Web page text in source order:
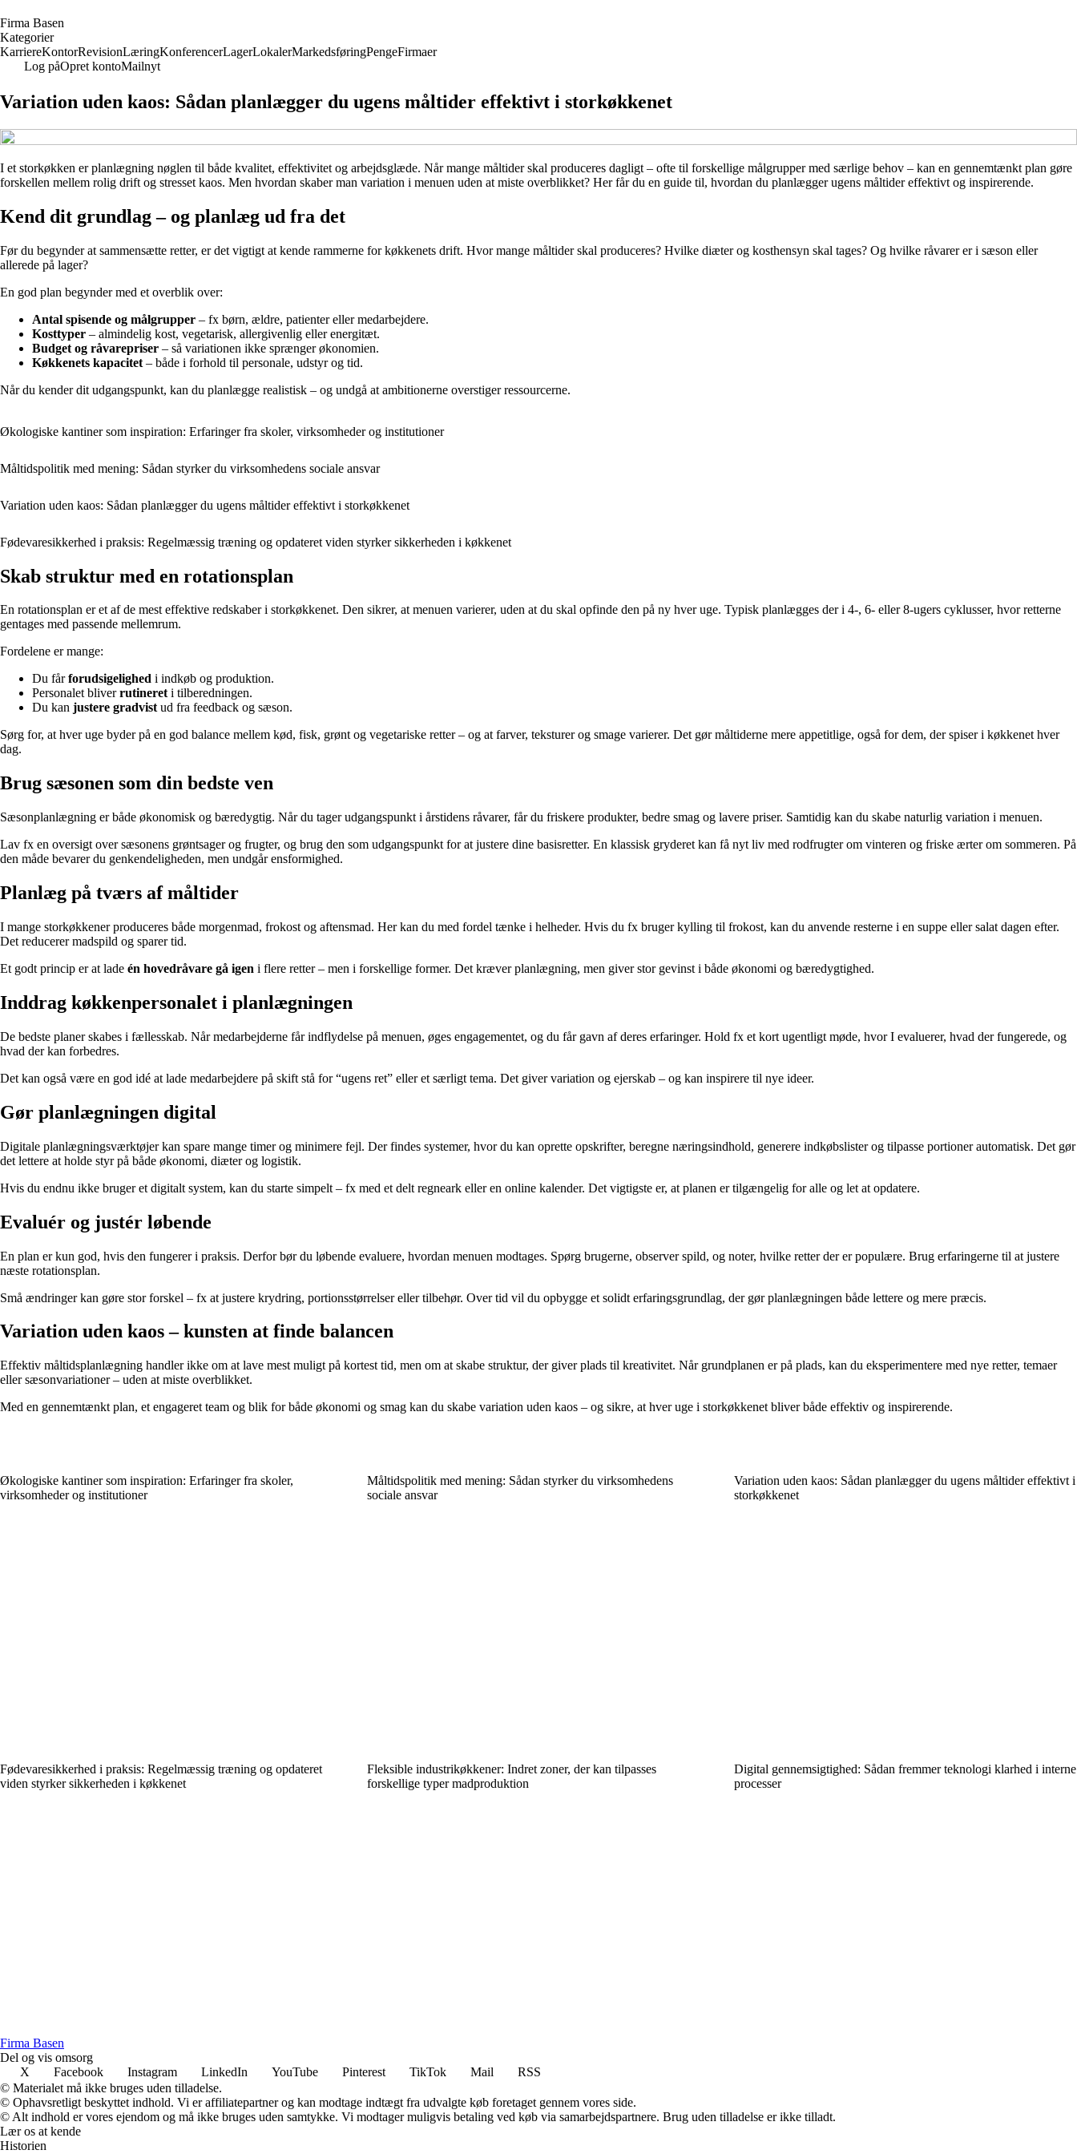
Firma Basen
Kategorier
KarriereKontorRevisionLæringKonferencerLagerLokalerMarkedsføringPengeFirmaer
Log påOpret kontoMailnyt
Variation uden kaos: Sådan planlægger du ugens måltider effektivt i storkøkkenet
I et storkøkken er planlægning nøglen til både kvalitet, effektivitet og arbejdsglæde. Når mange måltider skal produceres dagligt – ofte til forskellige målgrupper med særlige behov – kan en gennemtænkt plan gøre
forskellen mellem rolig drift og stresset kaos. Men hvordan skaber man variation i menuen uden at miste overblikket? Her får du en guide til, hvordan du planlægger ugens måltider effektivt og inspirerende.
Kend dit grundlag – og planlæg ud fra det
Før du begynder at sammensætte retter, er det vigtigt at kende rammerne for køkkenets drift. Hvor mange måltider skal produceres? Hvilke diæter og kosthensyn skal tages? Og hvilke råvarer er i sæson eller
allerede på lager?
En god plan begynder med et overblik over:
Antal spisende og målgrupper – fx børn, ældre, patienter eller medarbejdere.
Kosttyper – almindelig kost, vegetarisk, allergivenlig eller energitæt.
Budget og råvarepriser – så variationen ikke sprænger økonomien.
Køkkenets kapacitet – både i forhold til personale, udstyr og tid.
Når du kender dit udgangspunkt, kan du planlægge realistisk – og undgå at ambitionerne overstiger ressourcerne.
Økologiske kantiner som inspiration: Erfaringer fra skoler, virksomheder og institutioner
Måltidspolitik med mening: Sådan styrker du virksomhedens sociale ansvar
Variation uden kaos: Sådan planlægger du ugens måltider effektivt i storkøkkenet
Fødevaresikkerhed i praksis: Regelmæssig træning og opdateret viden styrker sikkerheden i køkkenet
Skab struktur med en rotationsplan
En rotationsplan er et af de mest effektive redskaber i storkøkkenet. Den sikrer, at menuen varierer, uden at du skal opfinde den på ny hver uge. Typisk planlægges der i 4-, 6- eller 8-ugers cyklusser, hvor retterne
gentages med passende mellemrum.
Fordelene er mange:
Du fårforudsigelighed i indkøb og produktion.
Personalet bliverrutinereti tilberedningen.
Du kan justere gradvistud fra feedback og sæson.
Sørg for, at hver uge byder på en god balance mellem kød, fisk, grønt og vegetariske retter – og at farver, teksturer og smage varierer. Det gør måltiderne mere appetitlige, også for dem, der spiser i køkkenet hver
dag.
Brug sæsonen som din bedste ven
Sæsonplanlægning er både økonomisk og bæredygtig. Når du tager udgangspunkt i årstidens råvarer, får du friskere produkter, bedre smag og lavere priser. Samtidig kan du skabe naturlig variation i menuen.
Lav fx en oversigt over sæsonens grøntsager og frugter, og brug den som udgangspunkt for at justere dine basisretter. En klassisk gryderet kan få nyt liv med rodfrugter om vinteren og friske ærter om sommeren. På
den måde bevarer du genkendeligheden, men undgår ensformighed.
Planlæg på tværs af måltider
I mange storkøkkener produceres både morgenmad, frokost og aftensmad. Her kan du med fordel tænke i helheder. Hvis du fx bruger kylling til frokost, kan du anvende resterne i en suppe eller salat dagen efter.
Det reducerer madspild og sparer tid.
Et godt princip er at lade én hovedråvare gå igen i flere retter – men i forskellige former. Det kræver planlægning, men giver stor gevinst i både økonomi og bæredygtighed.
Inddrag køkkenpersonalet i planlægningen
De bedste planer skabes i fællesskab. Når medarbejderne får indflydelse på menuen, øges engagementet, og du får gavn af deres erfaringer. Hold fx et kort ugentligt møde, hvor I evaluerer, hvad der fungerede, og
hvad der kan forbedres.
Det kan også være en god idé at lade medarbejdere på skift stå for “ugens ret” eller et særligt tema. Det giver variation og ejerskab – og kan inspirere til nye ideer.
Gør planlægningen digital
Digitale planlægningsværktøjer kan spare mange timer og minimere fejl. Der findes systemer, hvor du kan oprette opskrifter, beregne næringsindhold, generere indkøbslister og tilpasse portioner automatisk. Det gør
det lettere at holde styr på både økonomi, diæter og logistik.
Hvis du endnu ikke bruger et digitalt system, kan du starte simpelt – fx med et delt regneark eller en online kalender. Det vigtigste er, at planen er tilgængelig for alle og let at opdatere.
Evaluér og justér løbende
En plan er kun god, hvis den fungerer i praksis. Derfor bør du løbende evaluere, hvordan menuen modtages. Spørg brugerne, observer spild, og noter, hvilke retter der er populære. Brug erfaringerne til at justere
næste rotationsplan.
Små ændringer kan gøre stor forskel – fx at justere krydring, portionsstørrelser eller tilbehør. Over tid vil du opbygge et solidt erfaringsgrundlag, der gør planlægningen både lettere og mere præcis.
Variation uden kaos – kunsten at finde balancen
Effektiv måltidsplanlægning handler ikke om at lave mest muligt på kortest tid, men om at skabe struktur, der giver plads til kreativitet. Når grundplanen er på plads, kan du eksperimentere med nye retter, temaer
eller sæsonvariationer – uden at miste overblikket.
Med en gennemtænkt plan, et engageret team og blik for både økonomi og smag kan du skabe variation uden kaos – og sikre, at hver uge i storkøkkenet bliver både effektiv og inspirerende.
Økologiske kantiner som inspiration: Erfaringer fra skoler,
virksomheder og institutioner
Måltidspolitik med mening: Sådan styrker du virksomhedens
sociale ansvar
Variation uden kaos: Sådan planlægger du ugens måltider effektivt i
storkøkkenet
Fødevaresikkerhed i praksis: Regelmæssig træning og opdateret
viden styrker sikkerheden i køkkenet
Fleksible industrikøkkener: Indret zoner, der kan tilpasses
forskellige typer madproduktion
Digital gennemsigtighed: Sådan fremmer teknologi klarhed i interne
processer
Firma Basen
Del og vis omsorg
X
Facebook Instagram LinkedIn YouTube Pinterest TikTok Mail
RSS
© Materialet må ikke bruges uden tilladelse.
© Ophavsretligt beskyttet indhold. Vi er affiliatepartner og kan modtage indtægt fra udvalgte køb foretaget gennem vores side.
© Alt indhold er vores ejendom og må ikke bruges uden samtykke. Vi modtager muligvis betaling ved køb via samarbejdspartnere. Brug uden tilladelse er ikke tilladt.
Lær os at kende
Historien